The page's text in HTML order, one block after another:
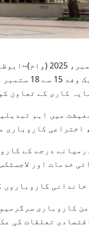
ابوظہبی، 14
کی
کاری کے تعاون
میں اہم
اختراعی کاروباری
خدمات اور
خاندانی
تعلقات کی